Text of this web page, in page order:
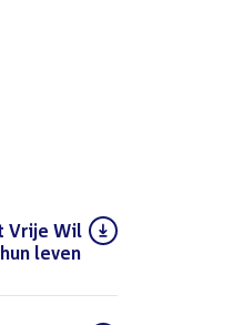
Vrije Wil
leven